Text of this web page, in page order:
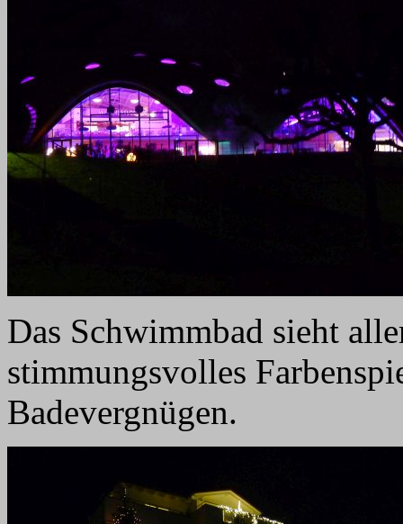
Das Schwimmbad sieht
stimmungsvolles
Badevergnügen.